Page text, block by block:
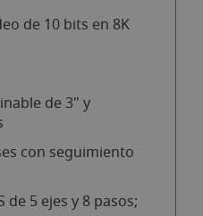
de 10 bits en 8K
de 3" y
con seguimiento
de 5 ejes y 8 pasos;